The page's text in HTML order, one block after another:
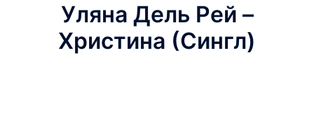
Уляна Дель Рей –
Христина (Сингл)